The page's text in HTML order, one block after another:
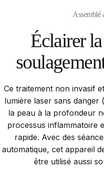
Assemblé
Éclairerla
Ce traitement non invasif
lumière laser sans danger
la peau à la profondeur
processus inflammatoire
rapide. Avec des
automatique, cet appareil
être utilisé aussi